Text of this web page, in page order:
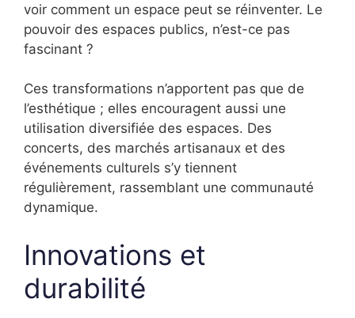
voir comment un espace peut se réinventer. Le
pouvoir des espaces publics, n’est-ce pas
fascinant ?
Ces transformations n’apportent pas que de
l’esthétique ; elles encouragent aussi une
utilisation diversifiée des espaces. Des
concerts, des marchés artisanaux et des
événements culturels s’y tiennent
régulièrement, rassemblant une communauté
dynamique.
Innovations et
durabilité